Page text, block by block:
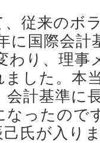
従来のボ
に国際会計
わり、理
ました。本
会計基準に
ったので
氏が入り